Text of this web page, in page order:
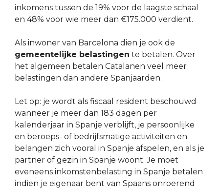
inkomens tussen de 19% voor de laagste schaal
en 48% voor wie meer dan €175.000 verdient.
Als inwoner van Barcelona dien je ook de
gemeentelijke belastingen te betalen. Over
het algemeen betalen Catalanen veel meer
belastingen dan andere Spanjaarden.
Let op: je wordt als fiscaal resident beschouwd
wanneer je meer dan 183 dagen per
kalenderjaar in Spanje verblijft, je persoonlijke
en beroeps- of bedrijfsmatige activiteiten en
belangen zich vooral in Spanje afspelen, en als je
partner of gezin in Spanje woont. Je moet
eveneens inkomstenbelasting in Spanje betalen
indien je eigenaar bent van Spaans onroerend